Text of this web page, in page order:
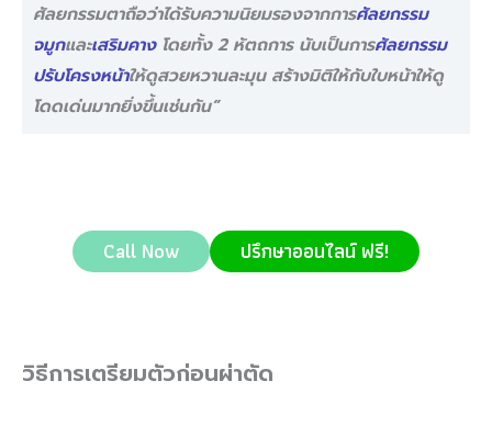
ศัลยกรรมตาถือว่าได้รับความนิยมรองจากการศัลยกรรม
จมูกและเสริมคางโดยทั้ง 2 หัตถการ นับเป็นการศัลยกรรม
ปรับโครงหน้าให้ดูสวยหวานละมุน สร้างมิติให้กับใบหน้าให้ดู
โดดเด่นมากยิ่งขึ้นเช่นกัน”
Call Now ปรึกษาออนไลน์ ฟรี!
วิธีการเตรียมตัวก่อนผ่าตัด